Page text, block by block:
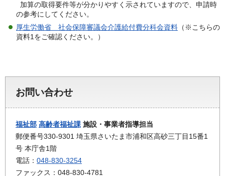
加算の取得要件等が分かりやすく示されていますので、申請時
の参考にしてください。
厚生労働省 社会保障審議会介護給付費分科会資料 （※こちらの
資料1をご確認ください。）
お問い合わせ
福祉部 高齢者福祉課 施設・事業者指導担当
郵便番号330-9301 埼玉県さいたま市浦和区高砂三丁目15番1
号 本庁舎1階
電話： 048-830-3254
ファックス：048-830-4781